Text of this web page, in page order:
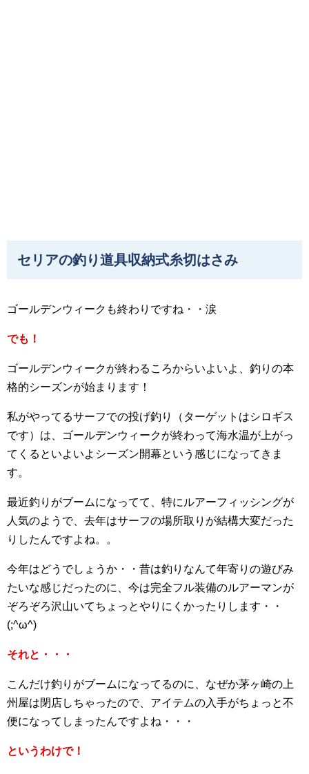
セリアの釣り道具収納式糸切はさみ
ゴールデンウィークも終わりですね・・涙
でも！
ゴールデンウィークが終わるころからいよいよ、釣りの本
格的シーズンが始まります！
私がやってるサーフでの投げ釣り（ターゲットはシロギス
です）は、ゴールデンウィークが終わって海水温が上がっ
てくるといよいよシーズン開幕という感じになってきま
す。
最近釣りがブームになってて、特にルアーフィッシングが
人気のようで、去年はサーフの場所取りが結構大変だった
りしたんですよね。。
今年はどうでしょうか・・昔は釣りなんて年寄りの遊びみ
たいな感じだったのに、今は完全フル装備のルアーマンが
ぞろぞろ沢山いてちょっとやりにくかったりします・・
(;^ω^)
それと・・・
こんだけ釣りがブームになってるのに、なぜか茅ヶ崎の上
州屋は閉店しちゃったので、アイテムの入手がちょっと不
便になってしまったんですよね・・・
というわけで！